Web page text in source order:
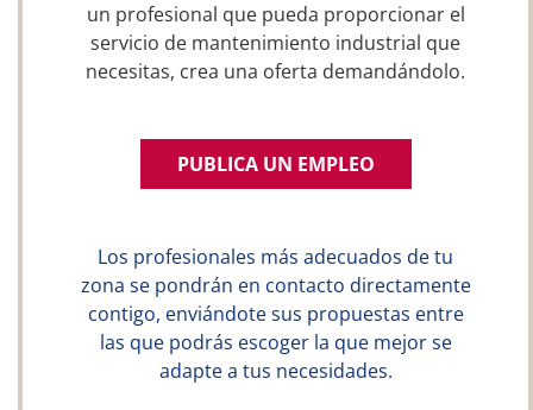
un profesional que pueda proporcionar el
servicio de mantenimiento industrial que
necesitas, crea una oferta demandándolo.
PUBLICA UN EMPLEO
Los profesionales más adecuados de tu
zona se pondrán en contacto directamente
contigo, enviándote sus propuestas entre
las que podrás escoger la que mejor se
adapte a tus necesidades.